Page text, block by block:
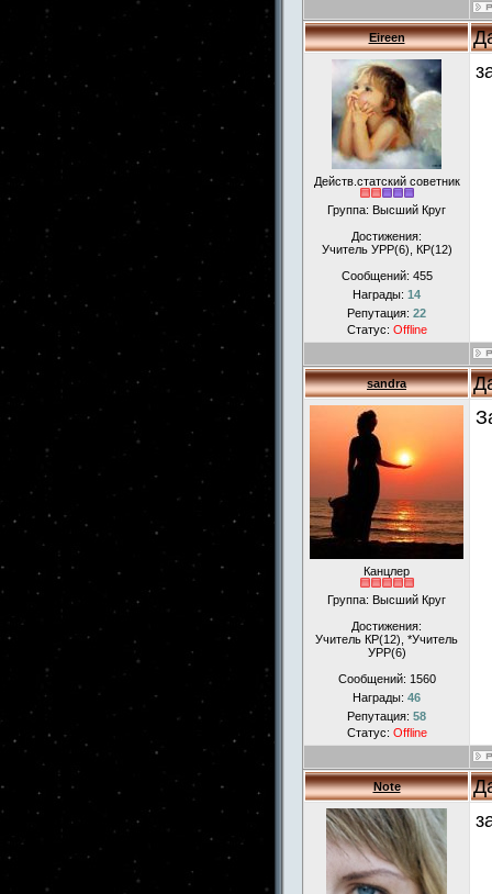
Eireen
Действ.статский советник
Группа: Высший Круг
Достижения:
Учитель УРР(6), КР(12)
Сообщений: 455
Награды: 14
Репутация: 22
Статус: Offline
sandra
Канцлер
Группа: Высший Круг
Достижения:
Учитель КР(12), *Учитель
УРР(6)
Сообщений: 1560
Награды: 46
Репутация: 58
Статус: Offline
Note